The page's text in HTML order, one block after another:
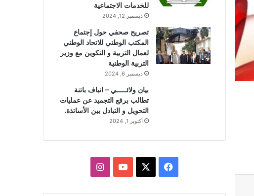
للخدمات الاجتماعية
ديسمبر 12, 2024
تصريح صحفي حول إجتماع
المكتب الوطني للاتحاد الوطني
لعمال التربية و التكوين مع وزير
التربية الوطنية
ديسمبر 6, 2024
بيان ولائـــــي – انباف باتنة
تطالب برفع التجميد عن عمليات
التحويل و التبادل بين الأساتذة.
أكتوبر 1, 2024
فيسبوك يوتيوبانستقرام